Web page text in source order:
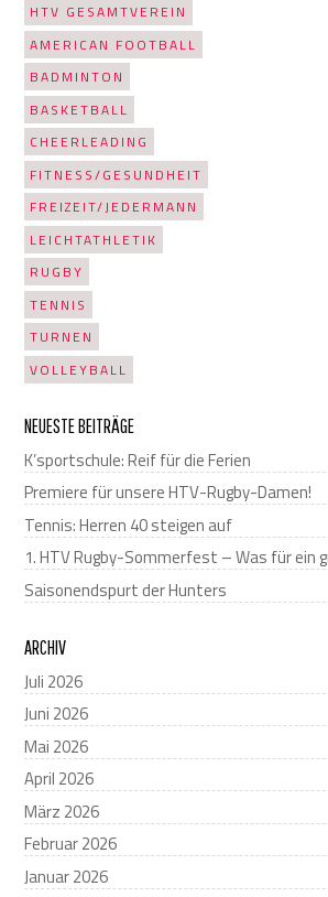
HTV GESAMTVEREIN
AMERICAN FOOTBALL
BADMINTON
BASKETBALL
CHEERLEADING
FITNESS/GESUNDHEIT
FREIZEIT/JEDERMANN
LEICHTATHLETIK
RUGBY
TENNIS
TURNEN
VOLLEYBALL
NEUESTE BEITRÄGE
K’sportschule: Reif für die Ferien
Premiere für unsere HTV-Rugby-Damen!
Tennis: Herren 40 steigen auf
1. HTV Rugby-Sommerfest – Was für ein
Saisonendspurt der Hunters
ARCHIV
Juli 2026
Juni 2026
Mai 2026
April 2026
März 2026
Februar 2026
Januar 2026